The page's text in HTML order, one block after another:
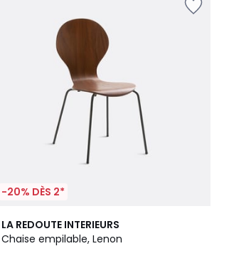
-20% DÈS 2*
LA REDOUTE INTERIEURS
Chaise empilable, Lenon